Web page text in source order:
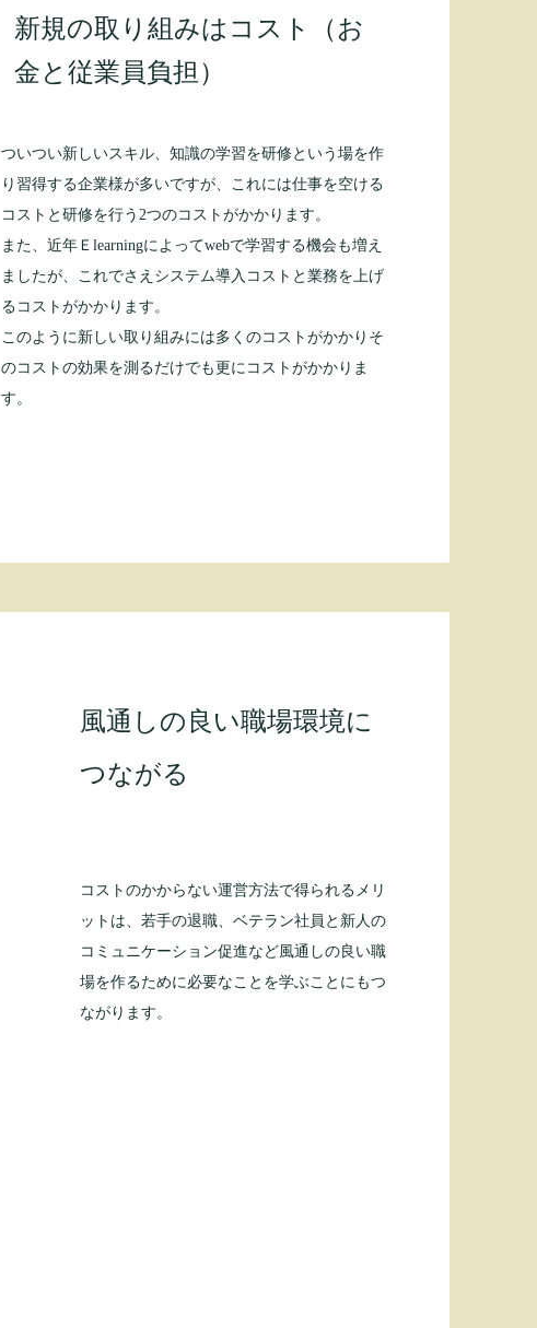
新規の取り組みはコスト（お
金と従業員負担）
ついつい新しいスキル、知識の学習を研修という場を作
り習得する企業様が多いですが、これには仕事を空ける
コストと研修を行う2つのコストがかかります。
また、近年Ｅlearningによってwebで学習する機会も増え
ましたが、これでさえシステム導入コストと業務を上げ
るコストがかかります。
このように新しい取り組みには多くのコストがかかりそ
のコストの効果を測るだけでも更にコストがかかりま
す。
​風通しの良い職場環境に
つながる
​コストのかからない運営方法で得られるメリ
ットは、若手の退職、ベテラン社員と新人の
コミュニケーション促進など風通しの良い職
場を作るために必要なことを学ぶことにもつ
ながります。​